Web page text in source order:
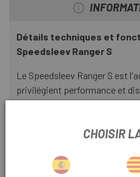
Détails techniques et
Speedsleev Ranger S
Le Speedsleev Ranger S est
privilégient performance et
réputée pour ses produits
sac pour garantir une
La clé du Ranger S réside
CHOISIR